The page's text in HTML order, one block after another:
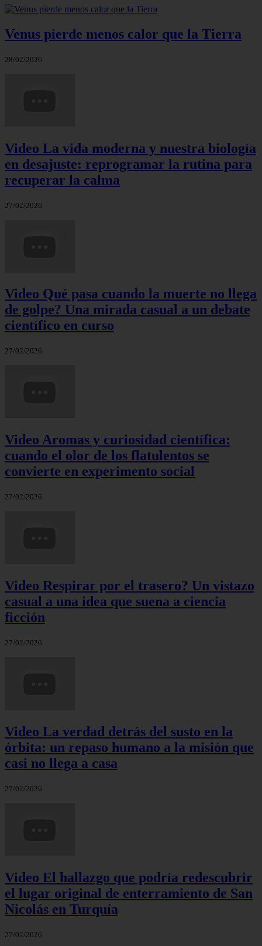
Venus pierde menos calor que la Tierra
28/02/2026
Video La vida moderna y nuestra biología
en desajuste: reprogramar la rutina para
recuperar la calma
27/02/2026
Video Qué pasa cuando la muerte no llega
de golpe? Una mirada casual a un debate
científico en curso
27/02/2026
Video Aromas y curiosidad científica:
cuando el olor de los flatulentos se
convierte en experimento social
27/02/2026
Video Respirar por el trasero? Un vistazo
casual a una idea que suena a ciencia
ficción
27/02/2026
Video La verdad detrás del susto en la
órbita: un repaso humano a la misión que
casi no llega a casa
27/02/2026
Video El hallazgo que podría redescubrir
el lugar original de enterramiento de San
Nicolás en Turquía
27/02/2026